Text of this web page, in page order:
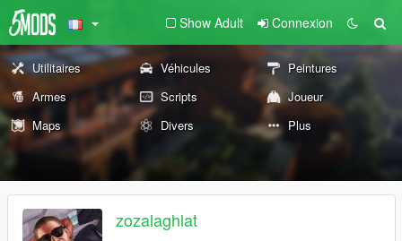
Show Adult Connexion
Utilitaires Véhicules
Peintures
Armes
Scripts
Joueur
Maps
Divers Plus
zozalaghlat